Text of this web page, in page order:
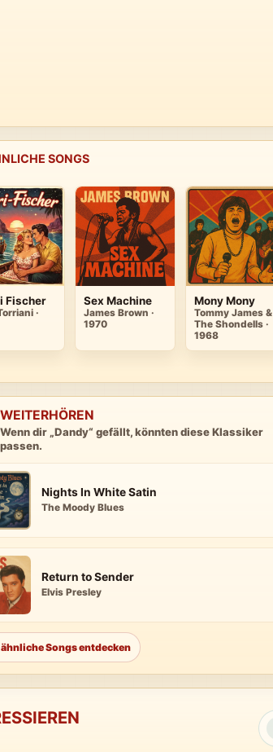
SONGS
Fischer
·
Sex Machine
James Brown ·
1970
Mony Mony
Tommy James &
The Shondells ·
1968
WEITERHÖREN
Wenn dir „Dandy“ gefällt, könnten diese Klassiker
passen.
Nights In White Satin
The Moody Blues
Return to Sender
Elvis Presley
Songs entdecken